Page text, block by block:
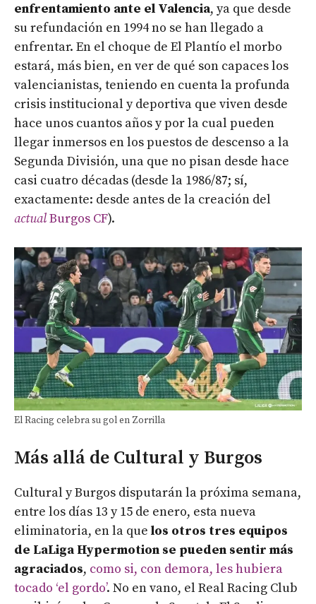
enfrentamiento ante el Valencia, ya que desde
su refundación en 1994 no se han llegado a
enfrentar. En el choque de El Plantío el morbo
estará, más bien, en ver de qué son capaces los
valencianistas, teniendo en cuenta la profunda
crisis institucional y deportiva que viven desde
hace unos cuantos años y por la cual pueden
llegar inmersos en los puestos de descenso a la
Segunda División, una que no pisan desde hace
casi cuatro décadas (desde la 1986/87; sí,
exactamente: desde antes de la creación del
actualBurgos CF).
El Racing celebra su gol en Zorrilla
Más allá de Cultural y Burgos
Cultural y Burgos disputarán la próxima semana,
entre los días 13 y 15 de enero, esta nueva
eliminatoria, en la que los otros tres equipos
de LaLiga Hypermotion se pueden sentir más
agraciados, como si, con demora, les hubiera
tocado ‘el gordo’. No en vano, el Real Racing Club